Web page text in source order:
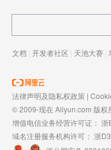
文档 | 开发者社区 | 天池大赛 |
法律声明及隐私权政策 |
© 2009-现在 Aliyun.com 版权
增值电信业务经营许可证： 浙
域名注册服务机构许可： 浙